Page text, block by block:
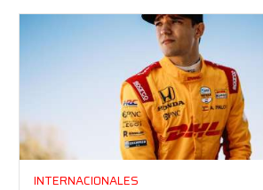
INTERNACIONALES